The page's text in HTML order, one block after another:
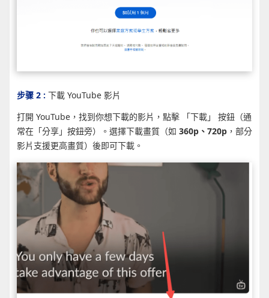
步骤 2 : 下載 YouTube 影片
打開 YouTube，找到你想下載的影片，點擊 「下載」 按鈕（通
常在「分享」按鈕旁）。選擇下載畫質（如 360p、720p ，部分
影片支援更高畫質）後即可下載。